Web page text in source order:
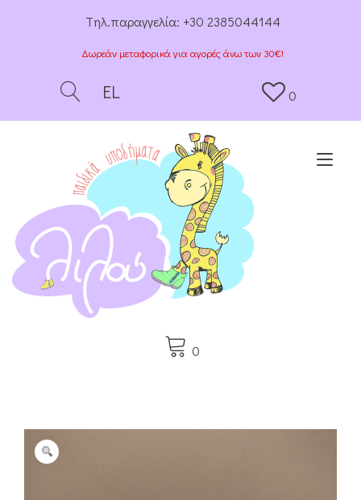
Tηλ.παραγγελία: +30 2385044144
Δωρεάν μεταφορικά για αγορές άνω των 30€!
EL 0
0